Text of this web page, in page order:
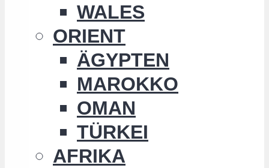
WALES
ORIENT
ÄGYPTEN
MAROKKO
OMAN
TÜRKEI
AFRIKA